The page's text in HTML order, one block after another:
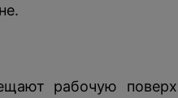
рабочую